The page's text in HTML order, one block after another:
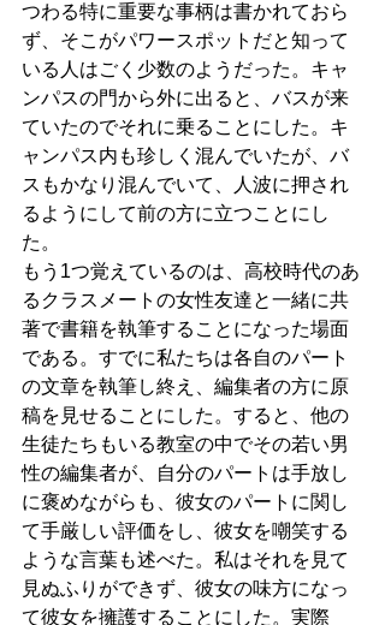
つわる特に重要な事柄は書かれておら
ず、そこがパワースポットだと知って
いる人はごく少数のようだった。キャ
ンパスの門から外に出ると、バスが来
ていたのでそれに乗ることにした。キ
ャンパス内も珍しく混んでいたが、バ
スもかなり混んでいて、人波に押され
るようにして前の方に立つことにし
た。
もう1つ覚えているのは、高校時代のあ
るクラスメートの女性友達と一緒に共
著で書籍を執筆することになった場面
である。すでに私たちは各自のパート
の文章を執筆し終え、編集者の方に原
稿を見せることにした。すると、他の
生徒たちもいる教室の中でその若い男
性の編集者が、自分のパートは手放し
に褒めながらも、彼女のパートに関し
て手厳しい評価をし、彼女を嘲笑する
ような言葉も述べた。私はそれを見て
見ぬふりができず、彼女の味方になっ
て彼女を擁護することにした。実際